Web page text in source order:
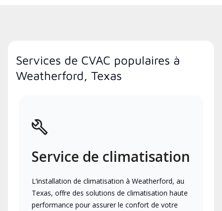
Services de CVAC populaires à
Weatherford, Texas
Service de climatisation
L’installation de climatisation à Weatherford, au
Texas, offre des solutions de climatisation haute
performance pour assurer le confort de votre